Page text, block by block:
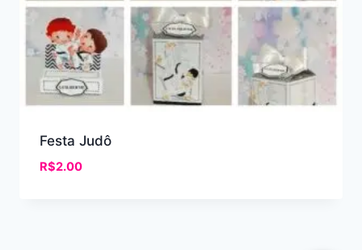
Festa Judô
R$2.00